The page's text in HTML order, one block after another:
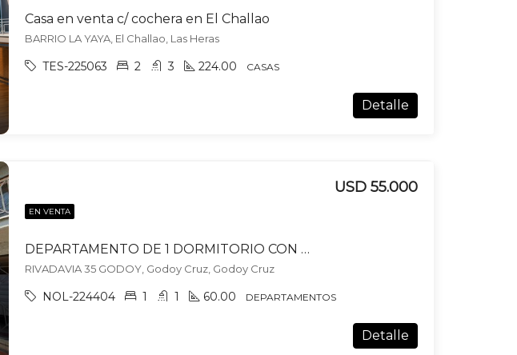
Casa en venta c/ cochera en El Challao
BARRIO LA YAYA, El Challao, Las Heras
TES-225063 2 3 224.00 CASAS
Detalle
EN VENTA
DEPARTAMENTO DE 1 DORMITORIO CON BALCON Y COCHERA – EN VENTA – GODOY CRUZ
USD 55.000
RIVADAVIA 35 GODOY, Godoy Cruz, Godoy Cruz
NOL-224404 1 1 60.00 DEPARTAMENTOS
Detalle